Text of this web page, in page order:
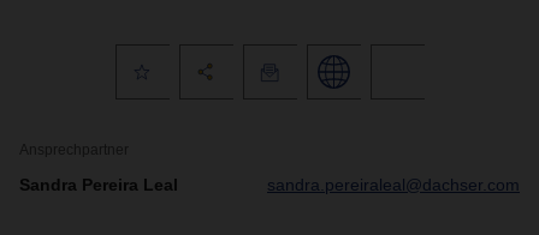
Ansprechpartner
Sandra Pereira Leal sandra.pereiraleal@dachser.com